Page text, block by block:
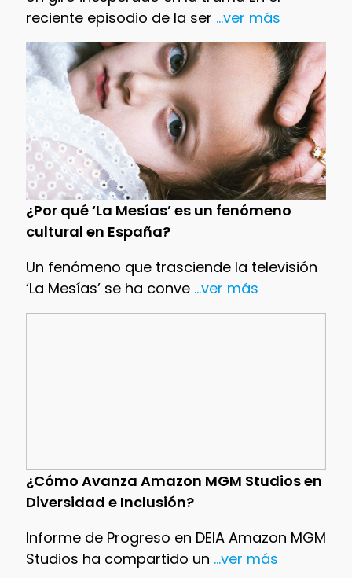
reciente episodio de la ser ...ver más
¿Por qué ‘La Mesías’ es un fenómeno
cultural en España?
Un fenómeno que trasciende la televisión
‘La Mesías’ se ha conve...ver más
¿Cómo Avanza Amazon MGM Studios en
Diversidad e Inclusión?
Informe de Progreso en DEIA Amazon MGM
Studios ha compartido un ...ver más